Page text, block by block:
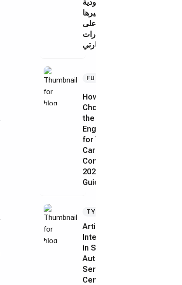
السعودية
وتأثيرها
على
إطارات
سيارتي
FUEL
How to
Choose
the Right
Engine Oil
for Your
Car: The
Complete
2026
Guide
TYRE
Artificial
Intelligence
in Saudi
Automotive
Service
Centers: